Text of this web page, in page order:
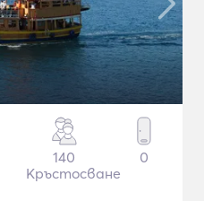
140
Кръстосване
0